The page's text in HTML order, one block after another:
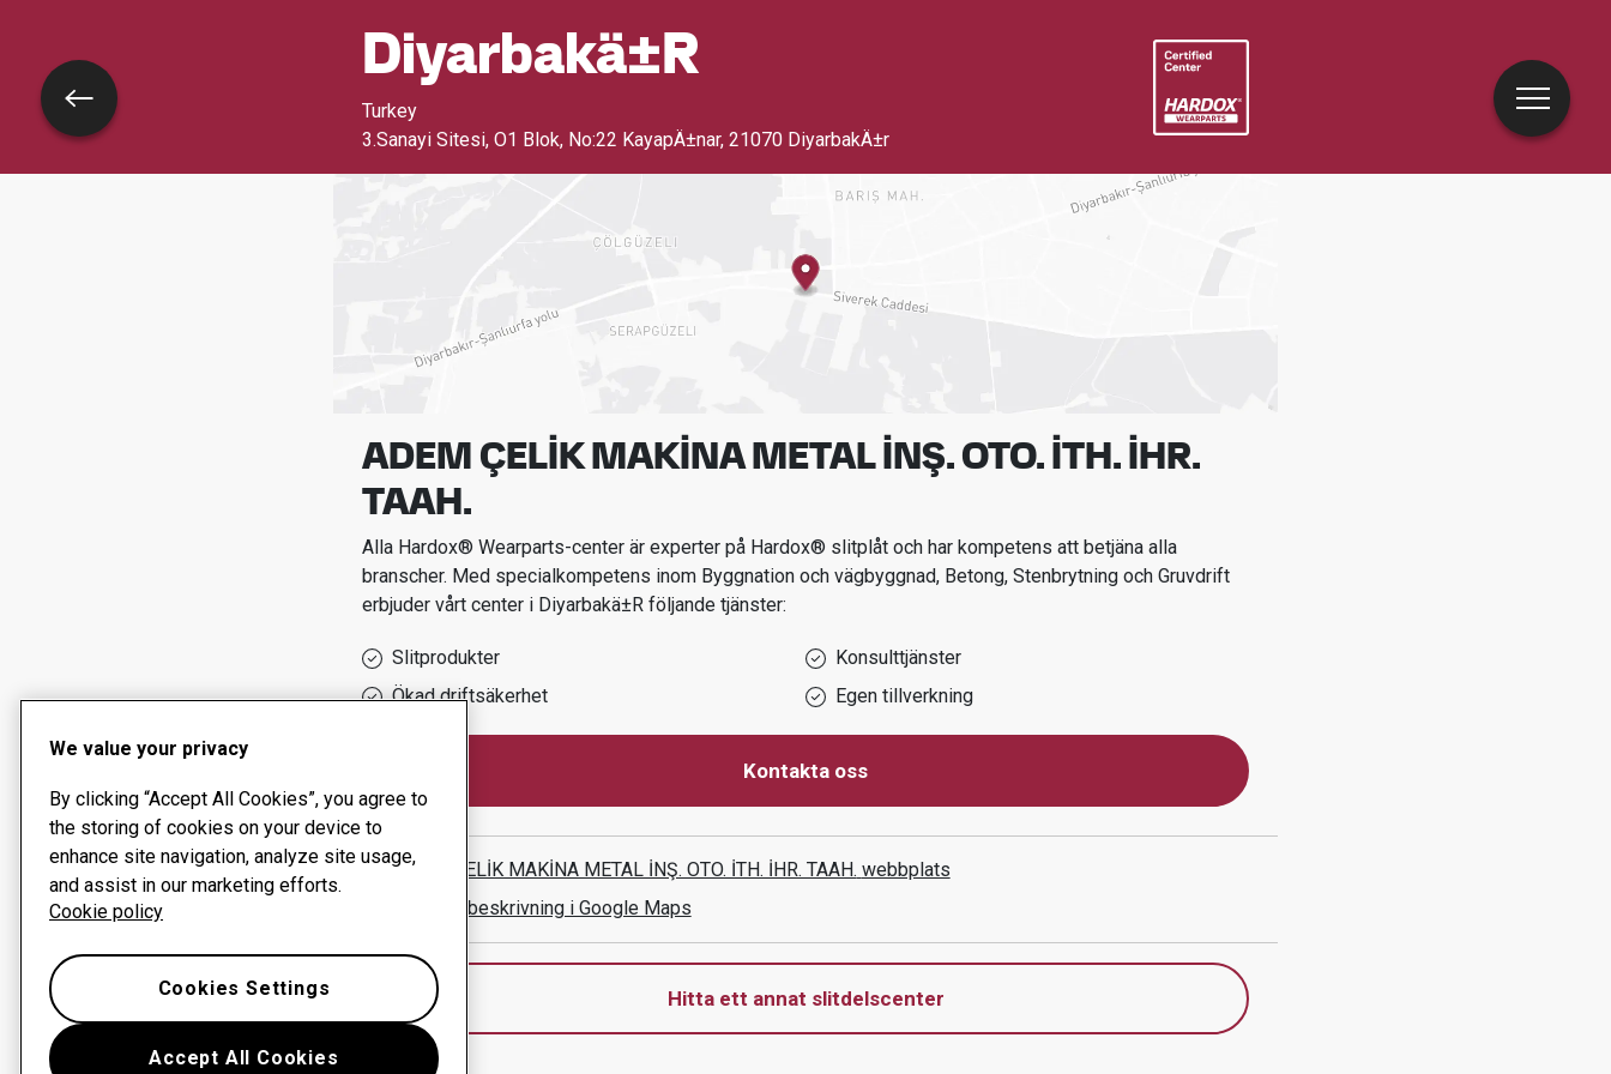
Diyarbakä±r
Turkey
3.Sanayi Sitesi, O1 Blok, No:22 KayapÄ±nar, 21070 DiyarbakÄ±r
ADEM ÇELİK MAKİNA METAL İNŞ. OTO. İTH. İHR.
TAAH.
Alla Hardox® Wearparts-center är experter på Hardox® slitplåt och har kompetens att betjäna alla
branscher. Med specialkompetens inom Byggnation och vägbyggnad, Betong, Stenbrytning och Gruvdrift
erbjuder vårt center i Diyarbakä±rföljande tjänster:
Slitprodukter
Konsulttjänster
Ökad driftsäkerhet
Egen tillverkning
Kontakta oss
ADEM ÇELİK MAKİNA METAL İNŞ. OTO. İTH. İHR. TAAH. webbplats
Visa vägbeskrivning i Google Maps
Hitta ett annat slitdelscenter
Tillbaka
We value your privacy
By clicking “Accept All Cookies”, you agree to
the storing of cookies on your device to
enhance site navigation, analyze site usage,
and assist in our marketing efforts.
Cookie policy
Accept All Cookies
Cookies Settings